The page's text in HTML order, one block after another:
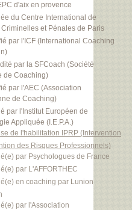
d'aix en provence
du Centre International de
et Pénales de Paris
par l'ICF (International Coaching
par la SFCoach (Société
de Coaching)
par l'AEC (Association
de Coaching)
par l'Institut Européen de
Appliquée (I.E.P.A.)
de l'habilitation IPRP (Intervention
des Risques Professionnels)
par Psychologues de France
par L'AFFORTHEC
en coaching par Lunion
par l'Association